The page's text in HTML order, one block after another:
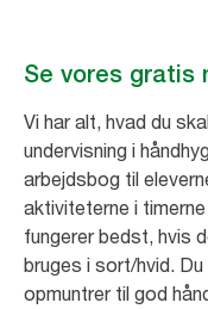
Se vores gratis
Vi har alt, hvad du
undervisning i
arbejdsbog til
aktiviteterne i
fungerer bedst, hvis
bruges i sort/hvid.
opmuntrer til god